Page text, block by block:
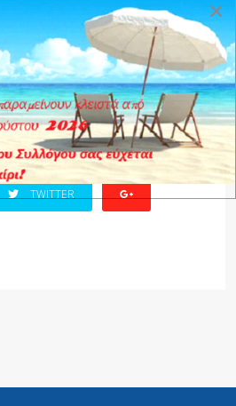
Αγγελόπουλος
,Αγγελόπουλος,
Ειδικών Αποστολών Δ.
TWITTER
×